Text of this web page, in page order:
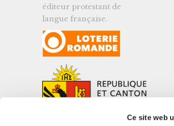
Ce site web
éditeur protestant de
langue française.